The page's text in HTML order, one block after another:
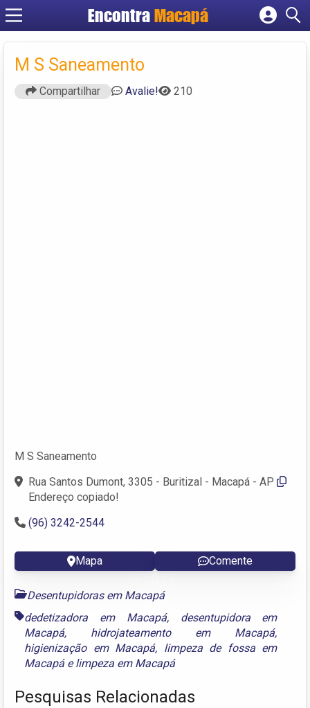
EncontraMacapá
Cadastrar empresa
Criar conta
M S Saneamento
Compartilhar Avalie! 210
M S Saneamento
Rua Santos Dumont, 3305 - Buritizal - Macapá - AP
Endereço copiado!
(96) 3242-2544
Mapa Comente
Desentupidoras em Macapá
dedetizadora em Macapá, desentupidora em
Macapá, hidrojateamento em Macapá,
higienização em Macapá, limpeza de fossa em
Macapáelimpeza em Macapá
Pesquisas Relacionadas